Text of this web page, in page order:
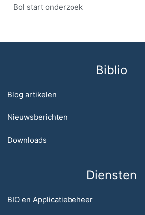
Bol start onderzoek
Biblio
Blog artikelen
Nieuwsberichten
Downloads
Diensten
BIO en Applicatiebeheer